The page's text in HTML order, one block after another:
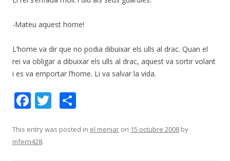
-Mateu aquest home!
L’home va dir que no podia dibuixar els ulls al drac. Quan el
rei va obligar a dibuixar els ulls al drac, aquest va sortir volant
i es va emportar l’home. Li va salvar la vida.
F
e
b
T
itt m
This entry was posted in el menjar on 15 octubre 2008 by
mfern428.